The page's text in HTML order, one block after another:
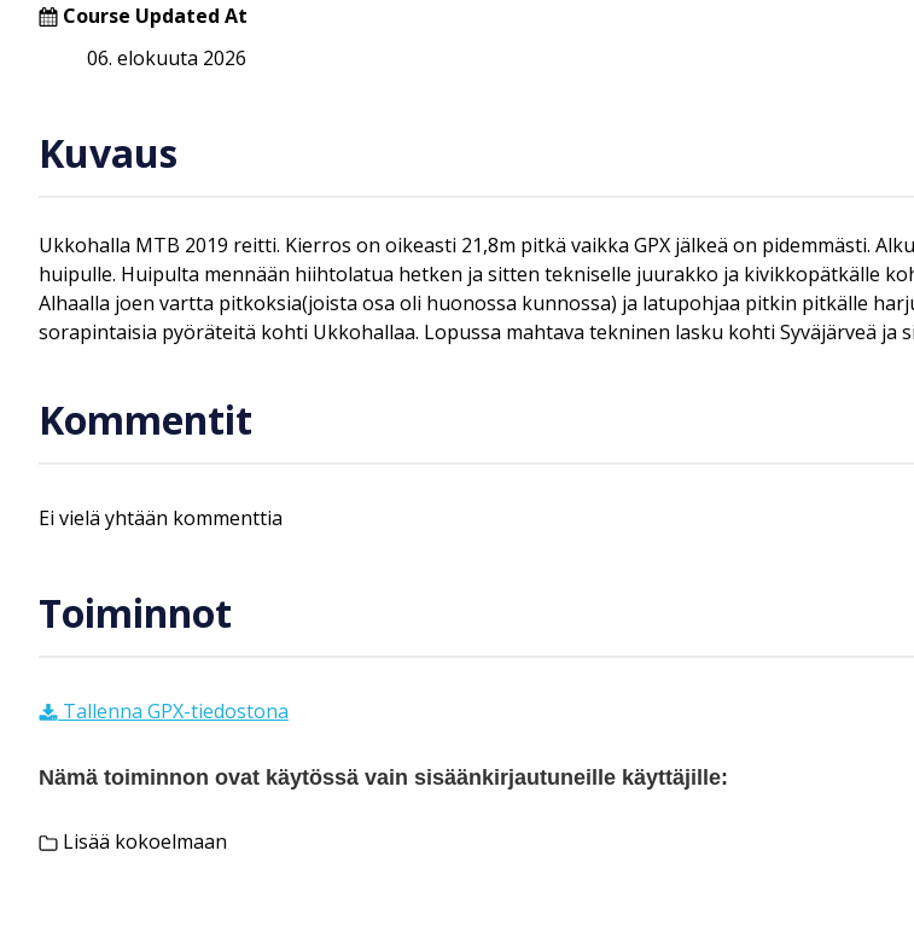
Course Updated At
06. elokuuta 2026
Kuvaus
Ukkohalla MTB 2019 reitti. Kierros on oikeasti 21,8m pitkä vaikka GPX jälkeä on pidemmästi.
huipulle. Huipulta mennään hiihtolatua hetken ja sitten tekniselle juurakko ja kivikkopätkälle
Alhaalla joen vartta pitkoksia(joista osa oli huonossa kunnossa) ja latupohjaa pitkin pitkälle
sorapintaisia pyöräteitä kohti Ukkohallaa. Lopussa mahtava tekninen lasku kohti Syväjärveä ja
Kommentit
Ei vielä yhtään kommenttia
Toiminnot
Tallenna GPX-tiedostona
Nämä toiminnon ovat käytössä vain sisäänkirjautuneille käyttäjille:
Lisää kokoelmaan